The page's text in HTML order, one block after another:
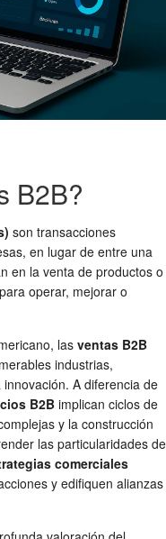
B2B?
son transacciones
en lugar de entre una
en la venta de productos o
operar, mejorar o
las ventas B2B
industrias,
A diferencia de
B2B implican ciclos de
y la construcción
las particularidades de
comerciales
y edifiquen alianzas